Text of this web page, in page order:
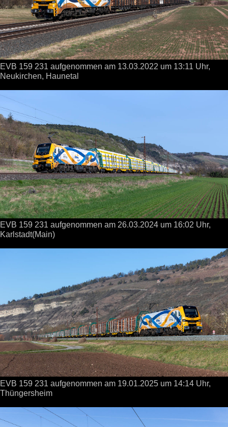
EVB 159 231 aufgenommen am 13.03.2022 um 13:11 Uhr,
Neukirchen, Haunetal
EVB 159 231 aufgenommen am 26.03.2024 um 16:02 Uhr,
Karlstadt(Main)
EVB 159 231 aufgenommen am 19.01.2025 um 14:14 Uhr,
Thüngersheim